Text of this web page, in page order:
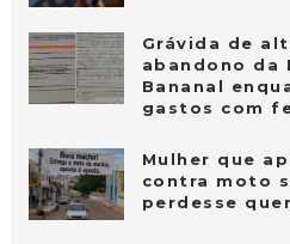
Grávida de
abandono da
Bananal
gastos com
Mulher que
contra moto
perdesse